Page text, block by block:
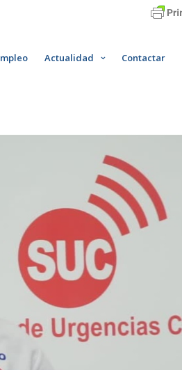
Actualidad Contactar